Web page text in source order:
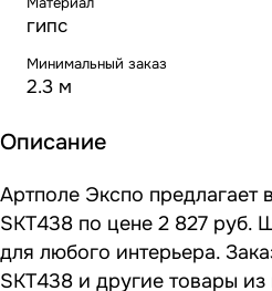
гипс
Минимальный заказ
2.3 м
Описание
Артполе Экспо предлагает
SKT438 по цене 2 827 руб.
для любого интерьера.
SKT438 и другие товары